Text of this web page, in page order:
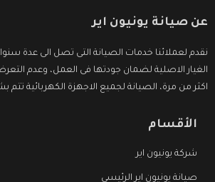
عن صيانة يونيون اير
نقدم لعملائنا خدمات الصيانة التى تصل الى عدة
الغيار الاصلية لضمان جودتها فى العمل، وعدم
اكثر من مرة، الصيانة لجميع الاجهزة الكهربائية
الأقسام
شركة يونيون اير
صيانة يونيون اير الرئيسي